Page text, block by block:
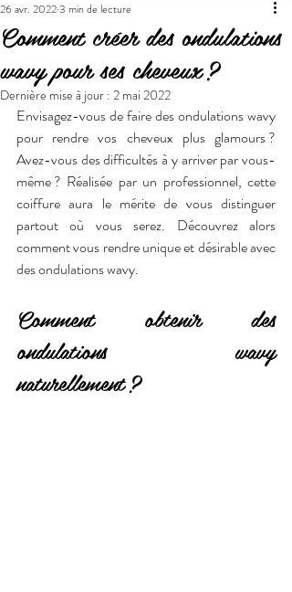
Comment créer des ondulations
wavy pour ses cheveux ?
26 avr. 20223 min de lecture
Dernière mise à jour : 2 mai 2022
Envisagez-vous de faire des ondulations wavy
pour rendre vos cheveux plus glamours ?
Avez-vous des difficultés à y arriver par vous-
même ? Réalisée par un professionnel, cette
coiffure aura le mérite de vous distinguer
partout où vous serez. Découvrez alors
comment vous rendre unique et désirable avec
des ondulations wavy.
Comment obtenir des
ondulations wavy
naturellement ?